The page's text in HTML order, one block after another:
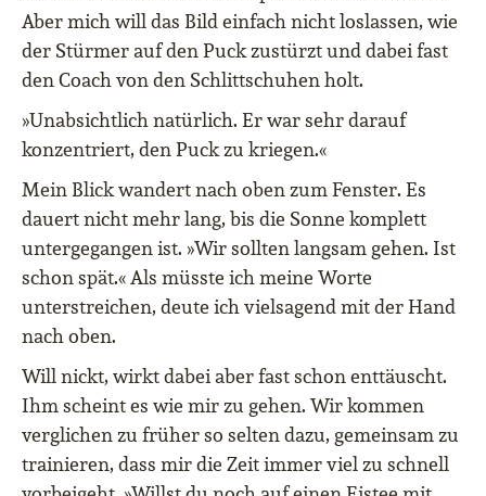
Aber mich will das Bild einfach nicht loslassen, wie
der Stürmer auf den Puck zustürzt und dabei fast
den Coach von den Schlittschuhen holt.
»Unabsichtlich natürlich. Er war sehr darauf
konzentriert, den Puck zu kriegen.«
Mein Blick wandert nach oben zum Fenster. Es
dauert nicht mehr lang, bis die Sonne komplett
untergegangen ist. »Wir sollten langsam gehen. Ist
schon spät.« Als müsste ich meine Worte
unterstreichen, deute ich vielsagend mit der Hand
nach oben.
Will nickt, wirkt dabei aber fast schon enttäuscht.
Ihm scheint es wie mir zu gehen. Wir kommen
verglichen zu früher so selten dazu, gemeinsam zu
trainieren, dass mir die Zeit immer viel zu schnell